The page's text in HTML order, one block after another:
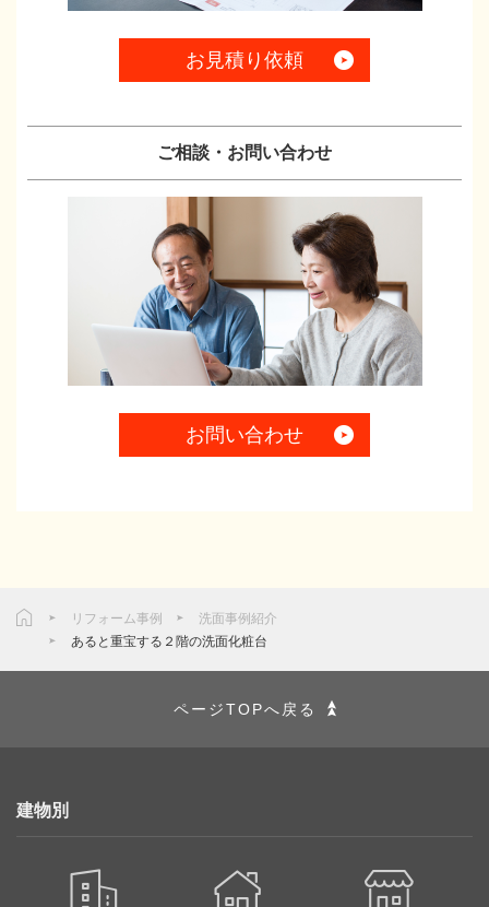
お見積り依頼
ご相談・お問い合わせ
お問い合わせ
リフォーム事例
洗面事例紹介
あると重宝する２階の洗面化粧台
ページTOPへ戻る
建物別